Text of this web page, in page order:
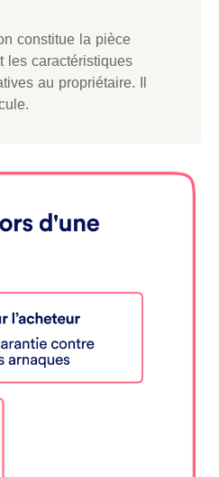
constitue la pièce
les caractéristiques
au propriétaire. Il